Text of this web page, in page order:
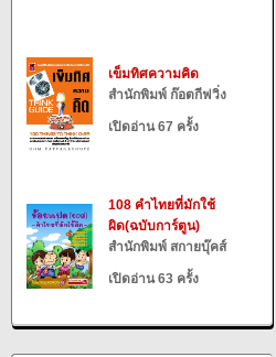
เข็มทิศความคิด
สำนักพิมพ์ ก๊อตกีฟวิ่ง
เปิดอ่าน 67 ครั้ง
108 คำไทยที่มักใช้
ผิด(ฉบับการ์ตูน)
สำนักพิมพ์ สกายบุ๊คส์
เปิดอ่าน 63 ครั้ง